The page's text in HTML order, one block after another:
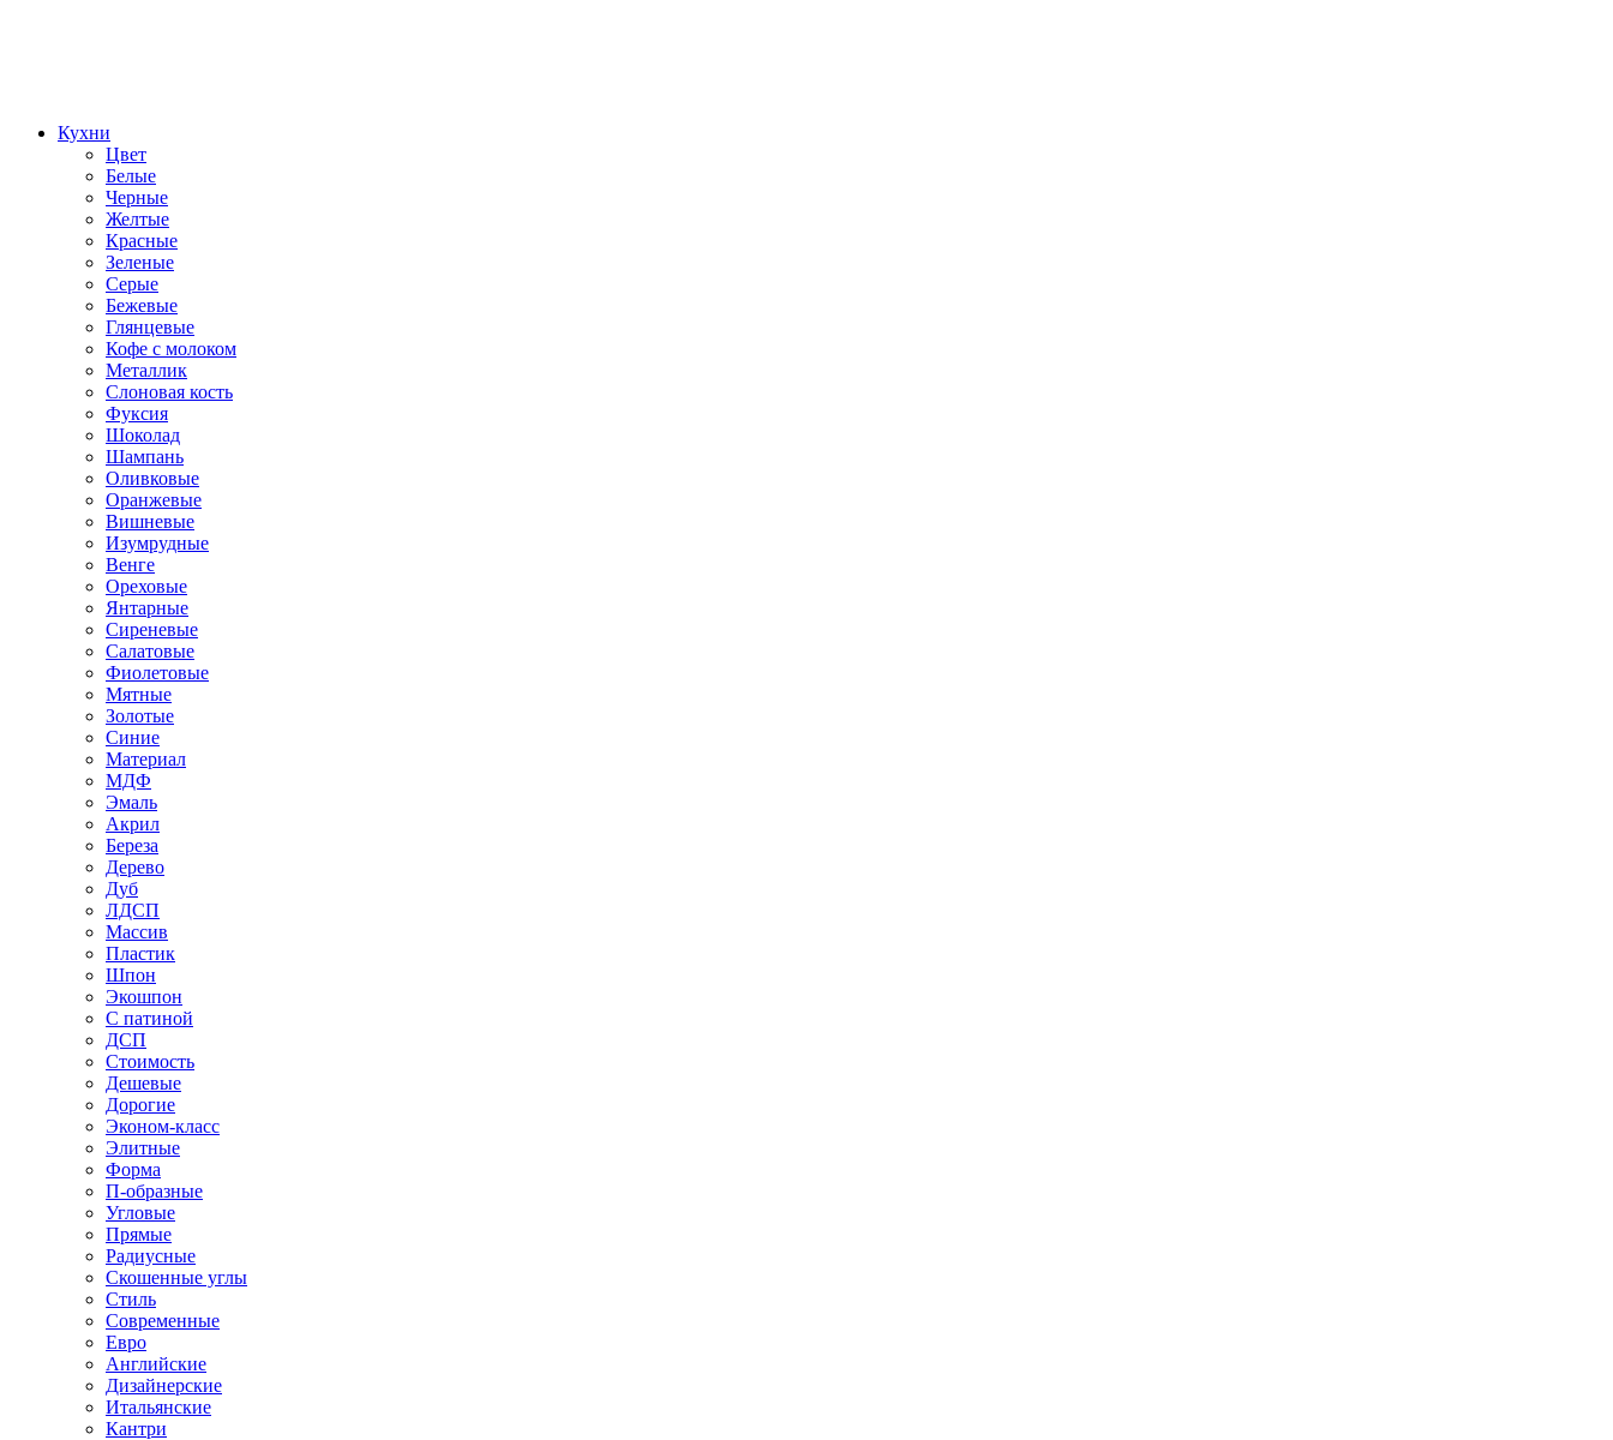
Кухни
Цвет
Белые
Черные
Желтые
Красные
Зеленые
Серые
Бежевые
Глянцевые
Кофе с молоком
Металлик
Слоновая кость
Фуксия
Шоколад
Шампань
Оливковые
Оранжевые
Вишневые
Изумрудные
Венге
Ореховые
Янтарные
Сиреневые
Салатовые
Фиолетовые
Мятные
Золотые
Синие
Материал
МДФ
Эмаль
Акрил
Береза
Дерево
Дуб
ЛДСП
Массив
Пластик
Шпон
Экошпон
С патиной
ДСП
Стоимость
Дешевые
Дорогие
Эконом-класс
Элитные
Форма
П-образные
Угловые
Прямые
Радиусные
Скошенные углы
Стиль
Современные
Евро
Английские
Дизайнерские
Итальянские
Кантри